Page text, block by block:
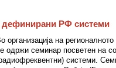
дефинирани РФ системи
организација на
одржи семинар посветен на
системи.